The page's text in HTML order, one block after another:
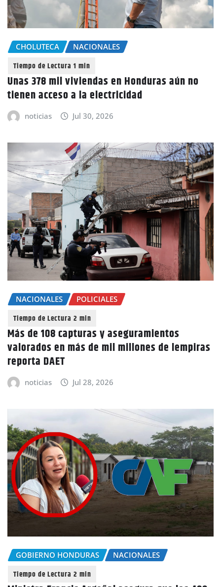
CHOLUTECA NACIONALES
Unas 378 mil viviendas en Honduras aún no
tienen acceso a la electricidad
noticias Jul 30, 2026
NACIONALES POLICIALES
Más de 108 capturas y aseguramientos
valorados en más de mil millones de lempiras
reporta DAET
noticias Jul 28, 2026
GOBIERNO HONDURAS NACIONALES